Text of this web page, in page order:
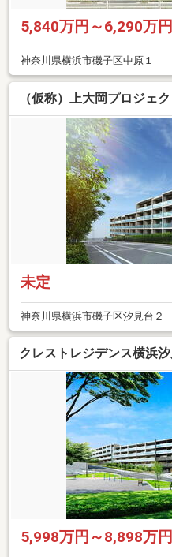
5,840万円～6,290万円
神奈川県横浜市磯子区中原１
（仮称）上大岡プロジェ
未定
神奈川県横浜市磯子区汐見台２
クレストレジデンス横浜
5,998万円～8,898万円